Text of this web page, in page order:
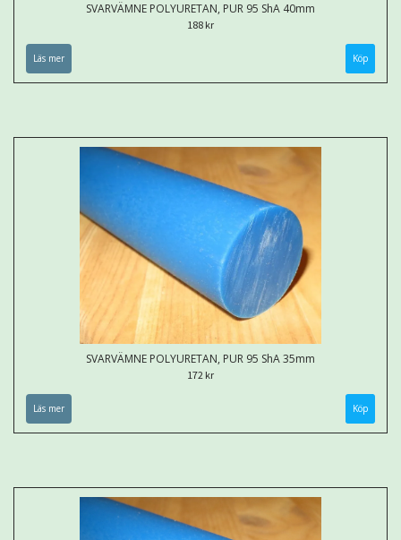
SVARVÄMNE POLYURETAN, PUR 95 ShA 40mm
188 kr
Läs mer Köp
SVARVÄMNE POLYURETAN, PUR 95 ShA 35mm
172 kr
Läs mer Köp